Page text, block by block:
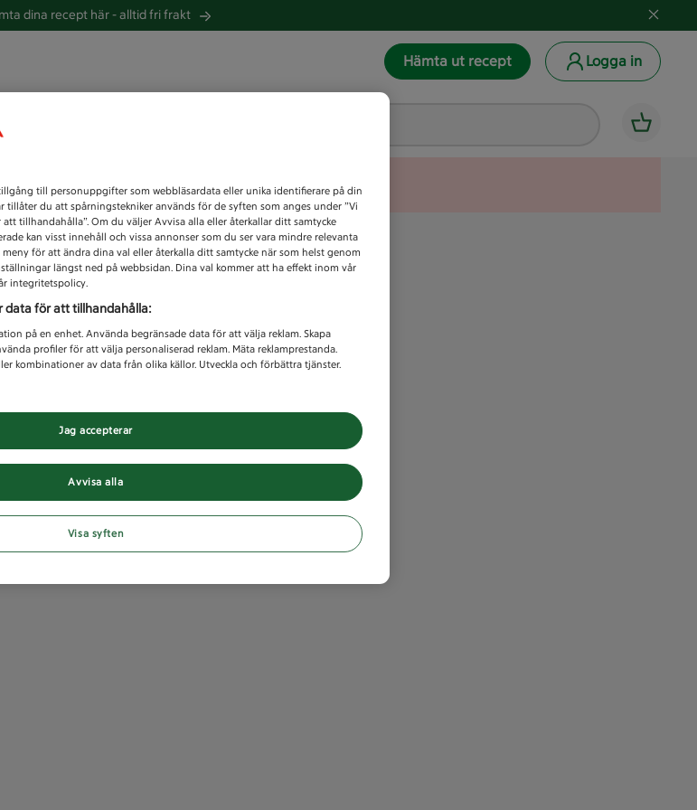
dina recept här -alltid fri frakt
Hämta ut recept Logga in
Unknown error
till personuppgifter som webbläsardata eller unika identifierare på din
tillåter du att spårningstekniker används för de syften som anges under ”Vi
tillhandahålla”. Om du väljer Avvisa alla eller återkallar ditt samtycke
kan visst innehåll och vissa annonser som du ser vara mindre relevanta
för att ändra dina val eller återkalla ditt samtycke när som helst genom
längst ned på webbsidan. Dina val kommer att ha effekt inom vår
integritetspolicy.
data för att tillhandahålla:
på en enhet. Använda begränsade data för att välja reklam. Skapa
profiler för att välja personaliserad reklam. Mäta reklamprestanda.
kombinationer av data från olika källor. Utveckla och förbättra tjänster.
Avvisa alla
Jag accepterar
Visa syften